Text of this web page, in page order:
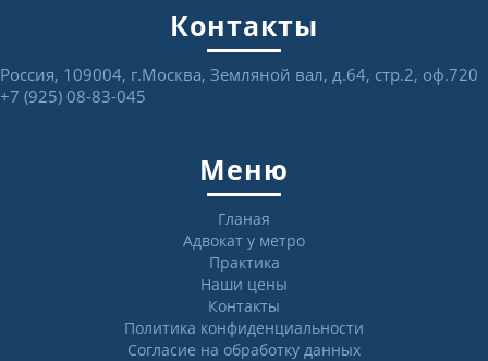
Контакты
Россия, 109004, г.Москва, Земляной вал, д.64, стр.2, оф.720
+7 (925) 08-83-045
Меню
Гланая
Адвокат у метро
Практика
Наши цены
Контакты
Политика конфиденциальности
Согласие на обработку данных